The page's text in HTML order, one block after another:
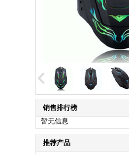
销售排行榜
暂无信息
推荐产品